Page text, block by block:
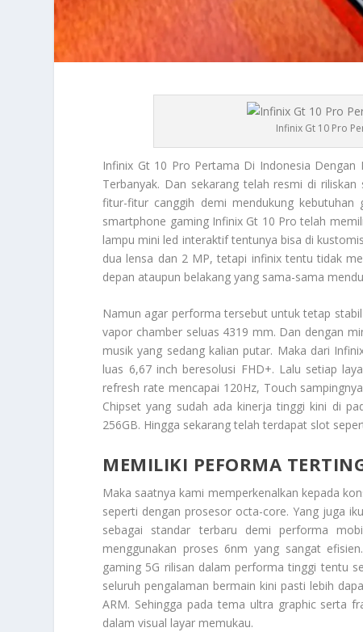
Infinix Gt 10 Pro
Infinix Gt 10 Pro Pertama Di Indonesia Dengan
Terbanyak. Dan sekarang telah resmi di
fitur-fitur canggih demi mendukung
smartphone gaming Infinix Gt 10 Pro telah
lampu mini led interaktif tentunya bisa di
dua lensa dan 2 MP, tetapi infinix tentu tidak
depan ataupun belakang yang sama-sama
Namun agar performa tersebut untuk tetap
vapor chamber seluas 4319 mm. Dan dengan
musik yang sedang kalian putar. Maka dari
luas 6,67 inch beresolusi FHD+. Lalu setiap
refresh rate mencapai 120Hz, Touch
Chipset yang sudah ada kinerja tinggi kini di
256GB. Hingga sekarang telah terdapat slot
MEMILIKI PEFORMA
Maka saatnya kami memperkenalkan kepada
seperti dengan prosesor octa-core. Yang juga
sebagai standar terbaru demi performa
menggunakan proses 6nm yang sangat
gaming 5G rilisan dalam performa tinggi tentu
seluruh pengalaman bermain kini pasti lebih
ARM. Sehingga pada tema ultra graphic serta
dalam visual layar memukau.